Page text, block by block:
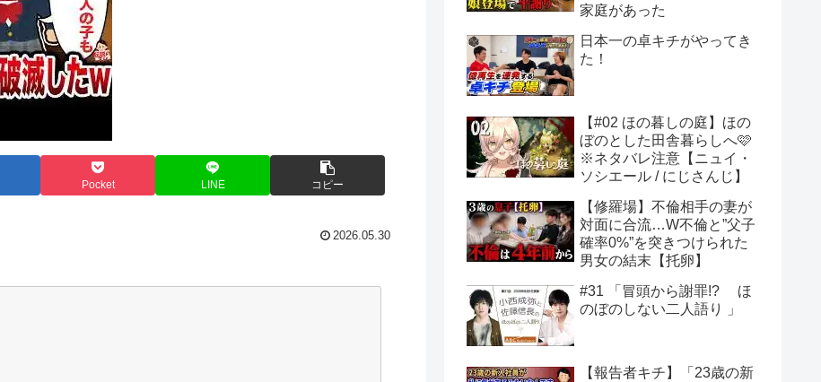
Pocket LINE コピー
2026.05.30
家庭があった
日本一の卓キチがやってき
た！
【#02 ほの暮しの庭】ほの
ぼのとした田舎暮らしへ🩷
※ネタバレ注意【ニュイ・
ソシエール / にじさんじ】
【修羅場】不倫相手の妻が
対面に合流…W不倫と”父子
確率0%”を突きつけられた
男女の結末【托卵】
#31 「冒頭から謝罪!? ほ
のぼのしない二人語り 」
【報告者キチ】「23歳の新